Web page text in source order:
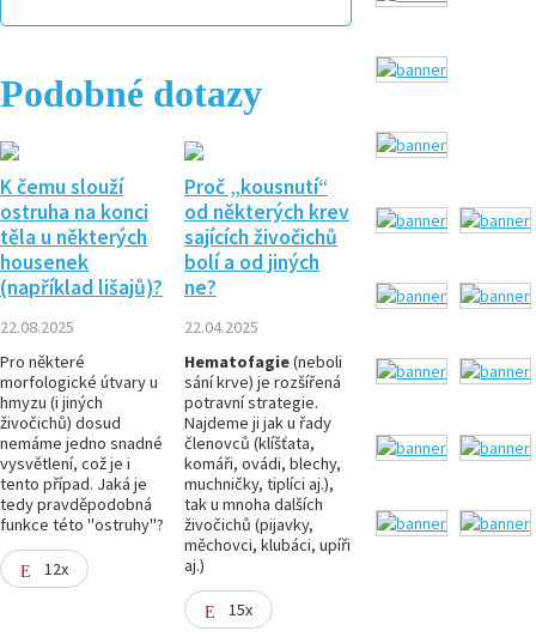
Podobné dotazy
K čemu slouží
ostruha na konci
těla u některých
housenek
(například lišajů)?
22.08.2025
Pro některé
morfologické útvary u
hmyzu (i jiných
živočichů) dosud
nemáme jedno snadné
vysvětlení, což je i
tento případ. Jaká je
tedy pravděpodobná
funkce této "ostruhy"?
12x
Proč „kousnutí“
od některých krev
sajících živočichů
bolí a od jiných
ne?
22.04.2025
Hematofagie(neboli
sání krve) je rozšířená
potravní strategie.
Najdeme ji jak u řady
členovců (klíšťata,
komáři, ovádi, blechy,
muchničky, tiplíci aj.),
tak u mnoha dalších
živočichů (pijavky,
měchovci, klubáci, upíři
aj.)
15x